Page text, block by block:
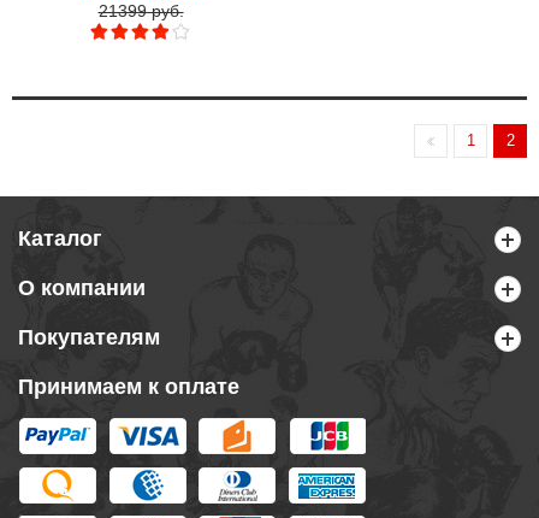
21399 руб.
1 2
Каталог
О компании
Покупателям
Принимаем к оплате